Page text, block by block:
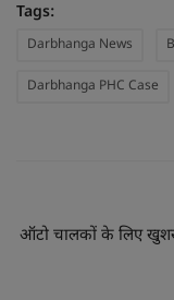
Tags:
Darbhanga News
Darbhanga PHC Case
ऑटो चालकों के लिए